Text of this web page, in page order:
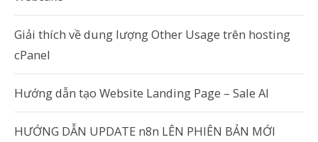
Giải thích về dung lượng Other Usage trên hosting
cPanel
Hướng dẫn tạo Website Landing Page – Sale AI
HƯỚNG DẪN UPDATE n8n LÊN PHIÊN BẢN MỚI